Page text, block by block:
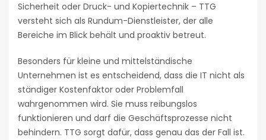
Sicherheit oder Druck- und Kopiertechnik – TTG
versteht sich als Rundum-Dienstleister, der alle
Bereiche im Blick behält und proaktiv betreut.
Besonders für kleine und mittelständische
Unternehmen ist es entscheidend, dass die IT nicht als
ständiger Kostenfaktor oder Problemfall
wahrgenommen wird. Sie muss reibungslos
funktionieren und darf die Geschäftsprozesse nicht
behindern. TTG sorgt dafür, dass genau das der Fall ist.